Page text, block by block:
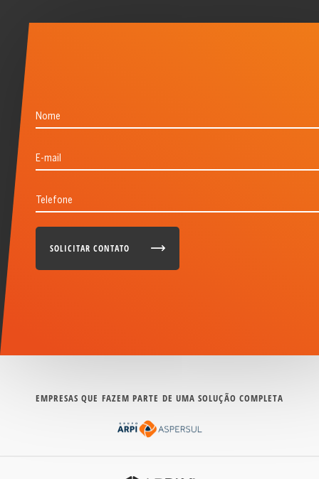
Nome
E-mail
Telefone
SOLICITAR CONTATO
EMPRESAS QUE FAZEM PARTE DE UMA SOLUÇÃO COMPLETA